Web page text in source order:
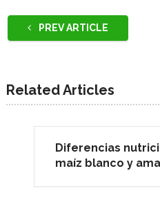
PREV ARTICLE
Related Articles
Diferencias
maíz blanco y